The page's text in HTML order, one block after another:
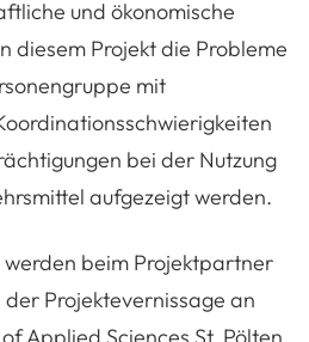
und ökonomische
diesem Projekt die Probleme
mit
bei der Nutzung
aufgezeigt werden.
werden beim Projektpartner
Projektevernissage an
Applied Sciences St. Pölten